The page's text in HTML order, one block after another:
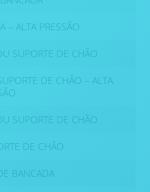
– ALTA PRESSÃO
SUPORTE DE CHÃO
DE CHÃO – ALTA
SUPORTE DE CHÃO
DE CHÃO
BANCADA